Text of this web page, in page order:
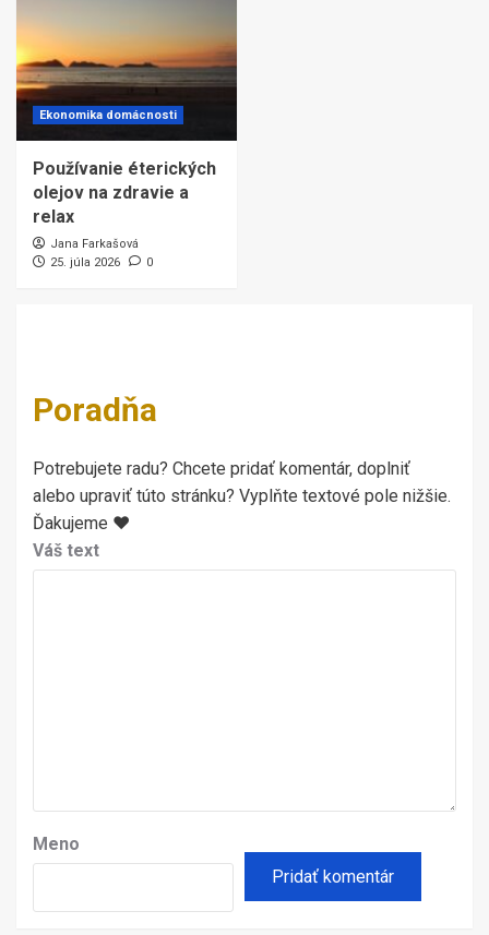
Ekonomika domácnosti
Používanie éterických
olejov na zdravie a
relax
Jana Farkašová
25. júla 2026
0
Poradňa
Potrebujete radu? Chcete pridať komentár, doplniť
alebo upraviť túto stránku? Vyplňte textové pole nižšie.
Ďakujeme ♥
Váš text
Meno